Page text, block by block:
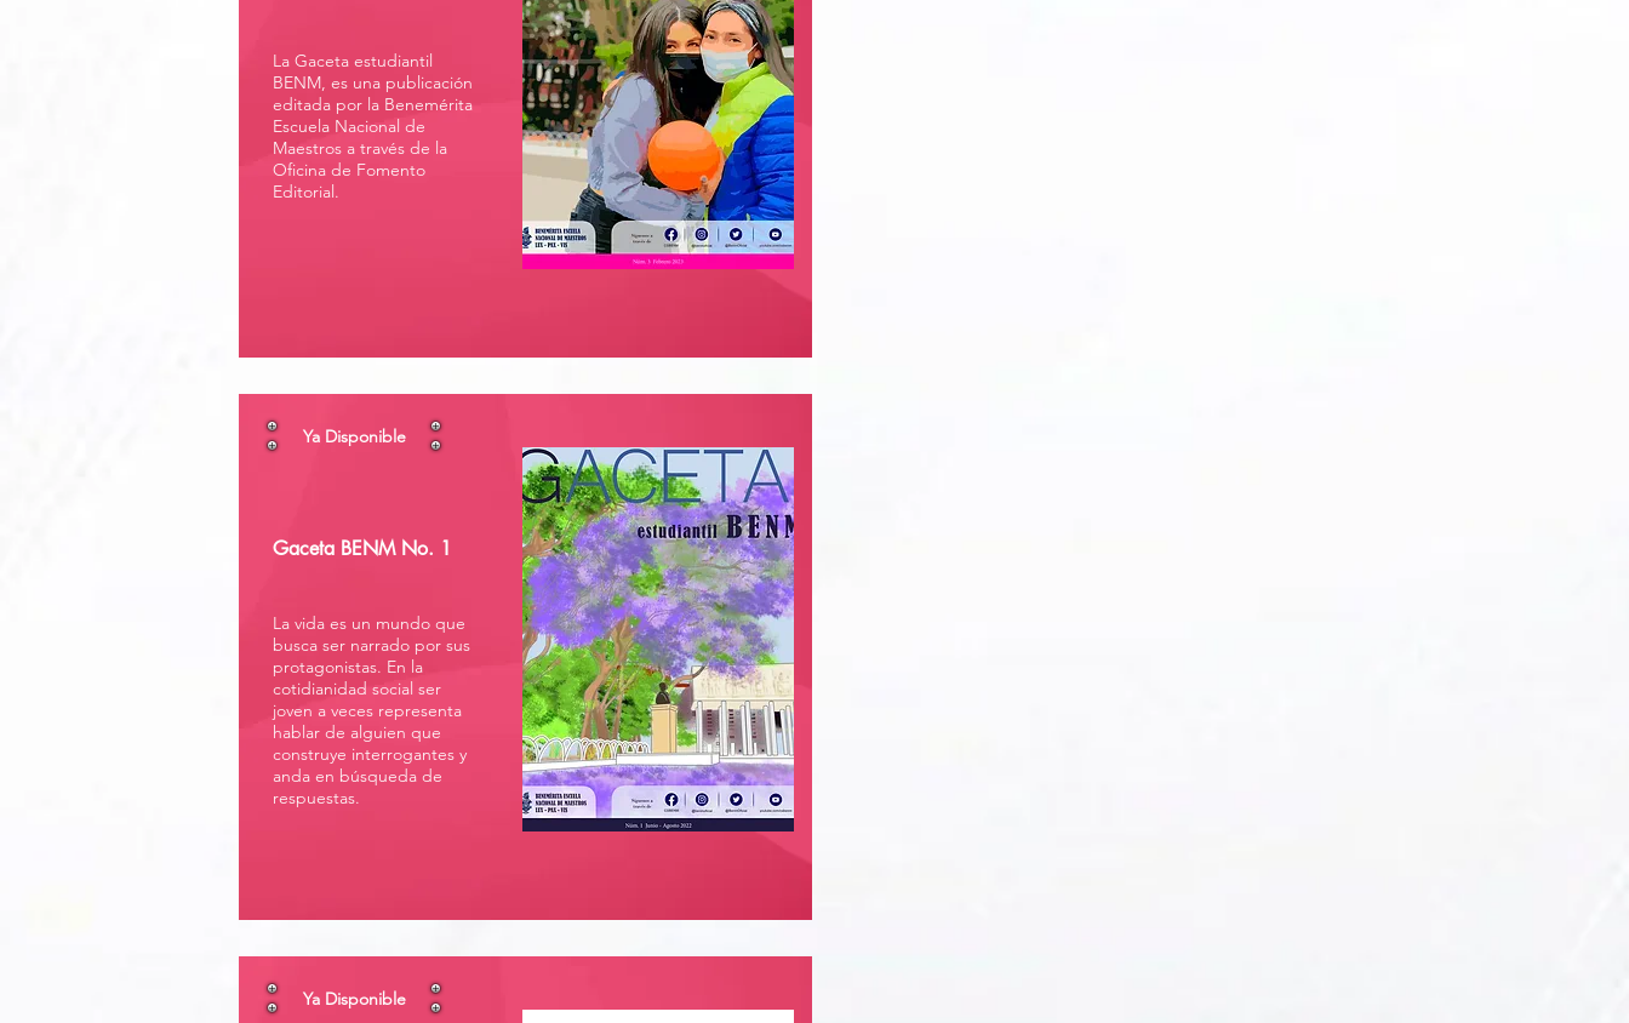
La Gaceta estudiantil
BENM, es una publicación
editada por la Benemérita
Escuela Nacional de
Maestros a través de la
Oficina de Fomento
Editorial.
Ya Disponible
Gaceta BENM No. 1
La vida es un mundo que
busca ser narrado por sus
protagonistas. En la
cotidianidad social ser
joven a veces representa
hablar de alguien que
construye interrogantes y
anda en búsqueda de
respuestas.
Ya Disponible